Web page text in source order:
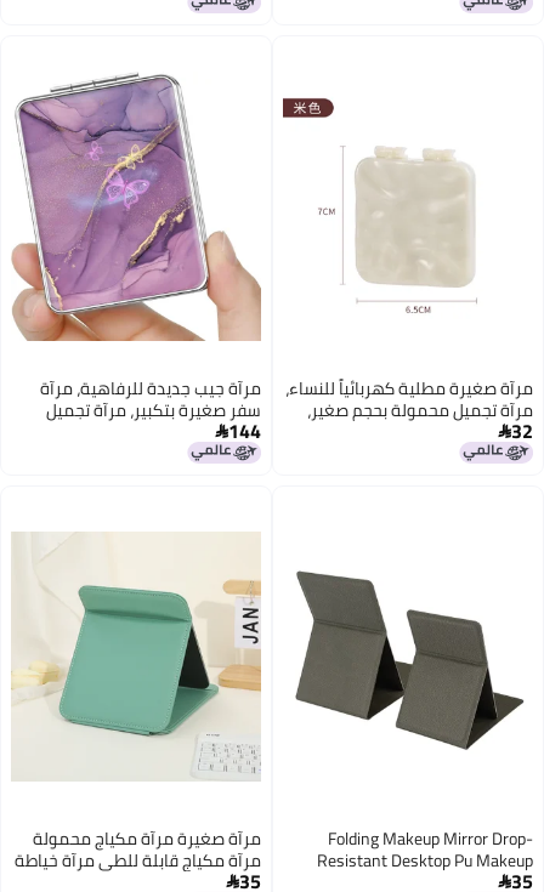
مرآة جيب جديدة للرفاهية، مرآة
سفر صغيرة بتكبير، مرآة تجميل
محمولة مزدوجة الوجه مع تكبير
للاستخدام اليومي
144
مرآة صغيرة مرآة مكياج محمولة
مرآة مكياج قابلة للطي مرآة خياطة
مرآة طلابية مرآة قابلة للطي مرآة
35